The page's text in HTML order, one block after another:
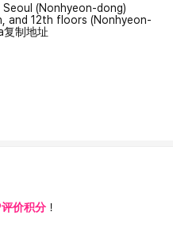
(Nonhyeon-dong)
and 12th floors (Nonhyeon-
复制地址
价积分 ！